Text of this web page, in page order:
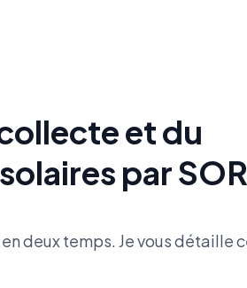
et du
par
deux temps. Je vous détaille